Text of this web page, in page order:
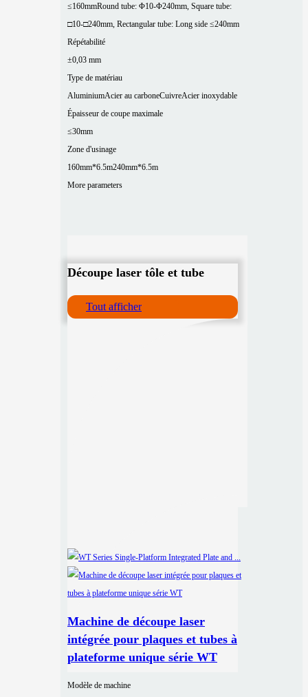
≤160mmRound tube: Φ10-Φ240mm, Square tube:
□10-□240mm, Rectangular tube: Long side ≤240mm
Répétabilité
±0,03 mm
Type de matériau
AluminiumAcier au carboneCuivreAcier inoxydable
Épaisseur de coupe maximale
≤30mm
Zone d'usinage
160mm*6.5m240mm*6.5m
More parameters
Découpe laser tôle et tube
Tout afficher
Machine de découpe laser
intégrée pour plaques et tubes à
plateforme unique série WT
Modèle de machine